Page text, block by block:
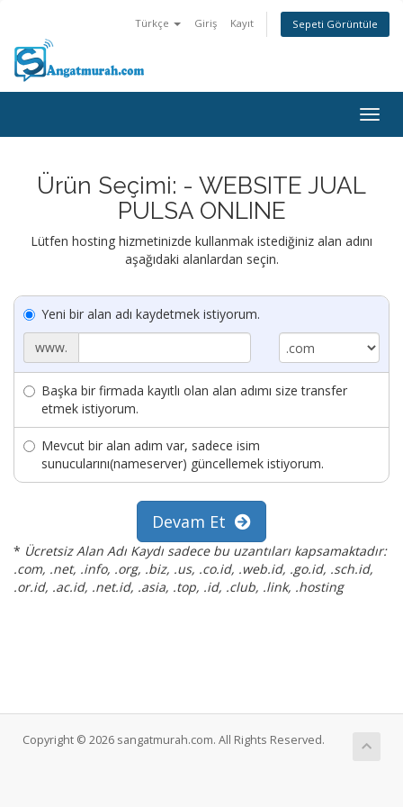
Türkçe Giriş Kayıt Sepeti Görüntüle
Ürün Seçimi: - WEBSITE JUAL
PULSA ONLINE
Lütfen hosting hizmetinizde kullanmak istediğiniz alan adını
aşağıdaki alanlardan seçin.
Yeni bir alan adı kaydetmek istiyorum.
www.
Başka bir firmada kayıtlı olan alan adımı size transfer
etmek istiyorum.
Mevcut bir alan adım var, sadece isim
sunucularını(nameserver) güncellemek istiyorum.
Devam Et
* Ücretsiz Alan Adı Kaydı sadece bu uzantıları kapsamaktadır:
.com, .net, .info, .org, .biz, .us, .co.id, .web.id, .go.id, .sch.id,
.or.id, .ac.id, .net.id, .asia, .top, .id, .club, .link, .hosting
Copyright © 2026 sangatmurah.com. All Rights Reserved.